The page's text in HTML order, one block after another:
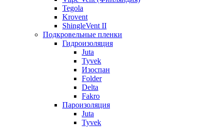
Tegola
Krovent
ShingleVent II
Подкровельные пленки
Гидроизоляция
Juta
Tyvek
Изоспан
Folder
Delta
Fakro
Пароизоляция
Juta
Tyvek